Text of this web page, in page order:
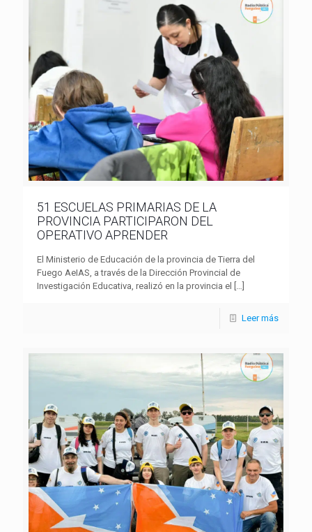
51 ESCUELAS PRIMARIAS DE LA
PROVINCIA PARTICIPARON DEL
OPERATIVO APRENDER
El Ministerio de Educación de la provincia de Tierra del
Fuego AeIAS, a través de la Dirección Provincial de
Investigación Educativa, realizó en la provincia el […]
Leer más